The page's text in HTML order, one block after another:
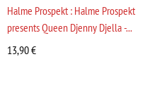
Halme Prospekt : Halme Prospekt
presents Queen Djenny Djella -...
13,90€